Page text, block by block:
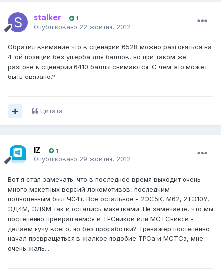
stalker 1
Опубліковано 22 жовтня, 2012
Обратил внимание что в сценарии 6528 можно разгоняться на
4-ой позиции без ущерба для баллов, но при таком же
разгоне в сценарии 6410 баллы снимаются. С чем это может
быть связано.?
Цитата
IZ 1
Опубліковано 29 жовтня, 2012
Вот я стал замечать, что в последнее время выходит очень
много макетных версий локомотивов, последним
полноценным был ЧС4т. Всë остальное - 2ЭС5К, М62, 2ТЭ10У,
ЭД4М, ЭД9М так и остались макетками. Не замечаете, что мы
постепенно превращаемся в ТРСников или МСТСников -
делаем кучу всего, но без проработки? Тренажëр постепенно
начал превращаться в жалкое подобие ТРСа и МСТСа, мне
очень жаль...